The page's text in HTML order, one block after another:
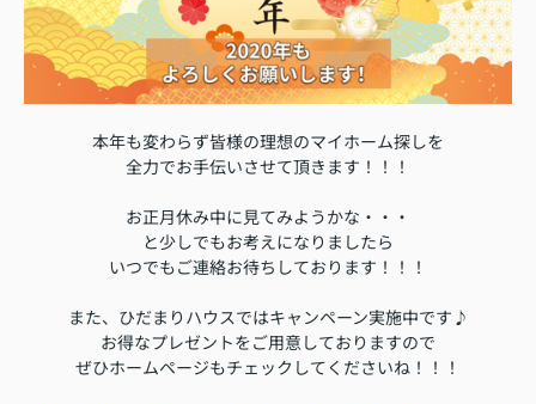
本年も変わらず皆様の理想のマイホーム探しを
全力でお手伝いさせて頂きます！！！
お正月休み中に見てみようかな・・・
と少しでもお考えになりましたら
いつでもご連絡お待ちしております！！！
また、ひだまりハウスではキャンペーン実施中です♪
お得なプレゼントをご用意しておりますので
ぜひホームページもチェックしてくださいね！！！